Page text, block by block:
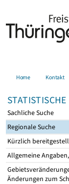
Home Kontakt
STATISTISCHE
Sachliche Suche
Regionale Suche
Kürzlich
Allgemeine
Änderungen zum